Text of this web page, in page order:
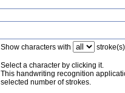
Show characters with
Select a character by clicking it.
This handwriting recognition
selected number of strokes.